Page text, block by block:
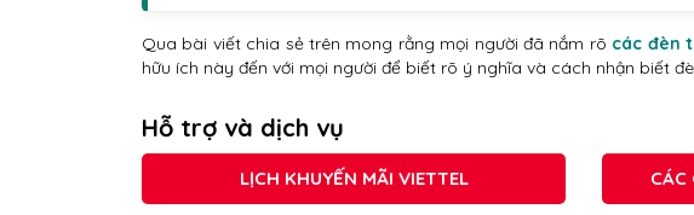
Qua bài viết chia sẻ trên mong rằng mọi người đã nắm rõ các đèn
hữu ích này đến với mọi người để biết rõ ý nghĩa và cách nhận biết
Hỗ trợ và dịch vụ
LỊCH KHUYẾN MÃI VIETTEL CÁC